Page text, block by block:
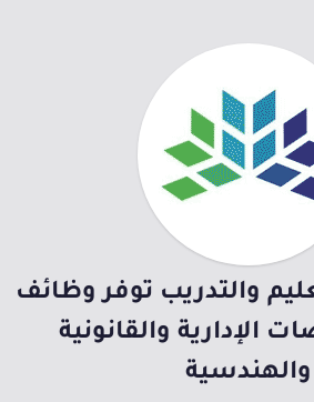
والتدريب توفر وظائف
الإدارية والقانونية
والهندسية